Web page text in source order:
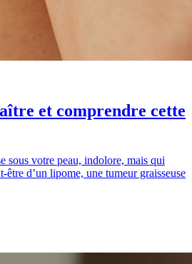
et comprendre cette
sous votre peau, indolore, mais qui
être d’un lipome, une tumeur graisseuse